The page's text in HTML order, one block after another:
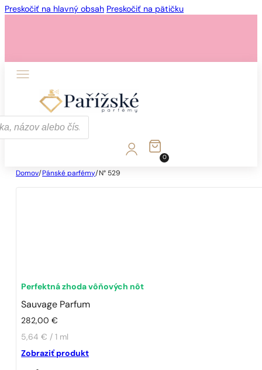
Preskočiť na hlavný obsah Preskočiť na pätičku
0
Domov/ Pánské parfémy/ N° 529
Perfektná zhoda vôňových nôt
Sauvage Parfum
282,00€
5,64 € / 1 ml
Zobraziť produkt